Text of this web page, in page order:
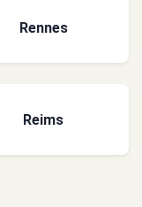
Rennes
Reims